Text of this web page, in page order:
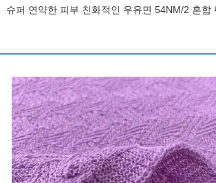
슈퍼 연약한 피부 친화적인 우유면 54NM/2 혼합